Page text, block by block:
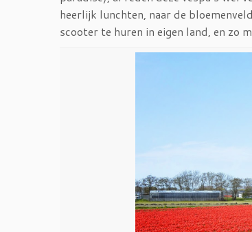
heerlijk lunchten, naar de
scooter te huren in eigen land, en zo